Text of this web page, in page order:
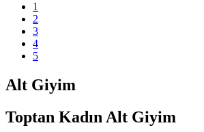
1
2
3
4
5
Alt Giyim
Toptan Kadın Alt Giyim